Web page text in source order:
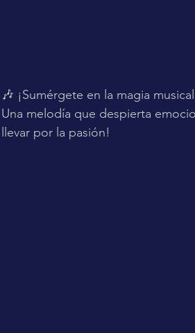
🎶 ¡Sumérgete en la magia
Una melodía que despierta
llevar por la pasión!